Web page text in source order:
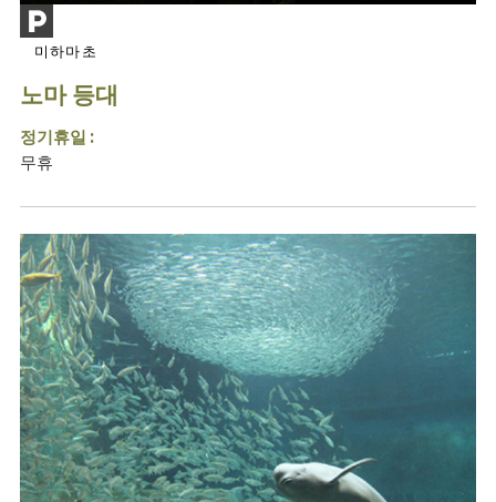
미하마초
노마 등대
정기휴일 :
무휴